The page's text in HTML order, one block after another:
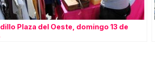
Plaza del Oeste, domingo 13 de